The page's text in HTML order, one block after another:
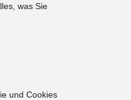
was Sie
und Cookies